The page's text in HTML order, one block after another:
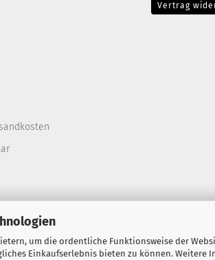
um die ordentliche Funktionsweise der
Einkaufserlebnis bieten zu können. Weitere
Vertrag